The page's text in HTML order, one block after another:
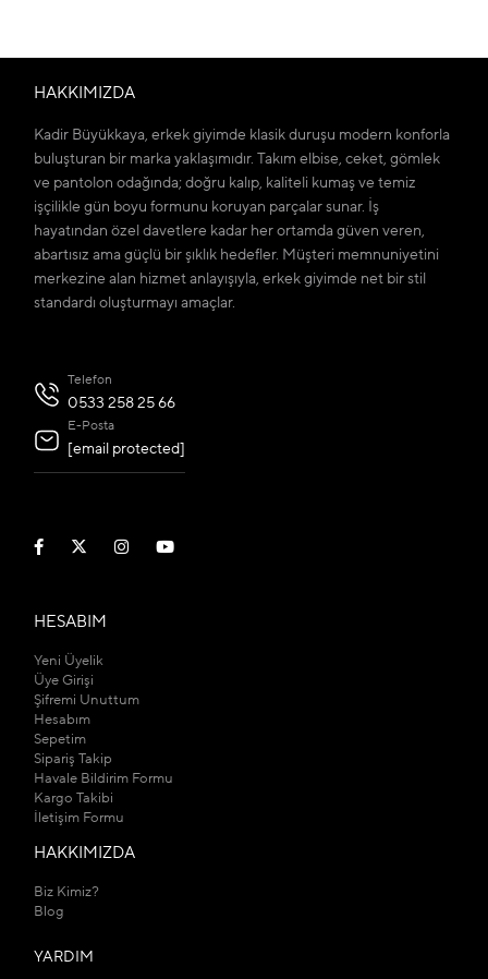
HAKKIMIZDA
Kadir Büyükkaya, erkek giyimde klasik duruşu modern konforla
buluşturan bir marka yaklaşımıdır. Takım elbise, ceket, gömlek
ve pantolon odağında; doğru kalıp, kaliteli kumaş ve temiz
işçilikle gün boyu formunu koruyan parçalar sunar. İş
hayatından özel davetlere kadar her ortamda güven veren,
abartısız ama güçlü bir şıklık hedefler. Müşteri memnuniyetini
merkezine alan hizmet anlayışıyla, erkek giyimde net bir stil
standardı oluşturmayı amaçlar.
Telefon
0533 258 25 66
E-Posta
[email protected]
HESABIM
Yeni Üyelik
Üye Girişi
Şifremi Unuttum
Hesabım
Sepetim
Sipariş Takip
Havale Bildirim Formu
Kargo Takibi
İletişim Formu
HAKKIMIZDA
Biz Kimiz?
Blog
YARDIM